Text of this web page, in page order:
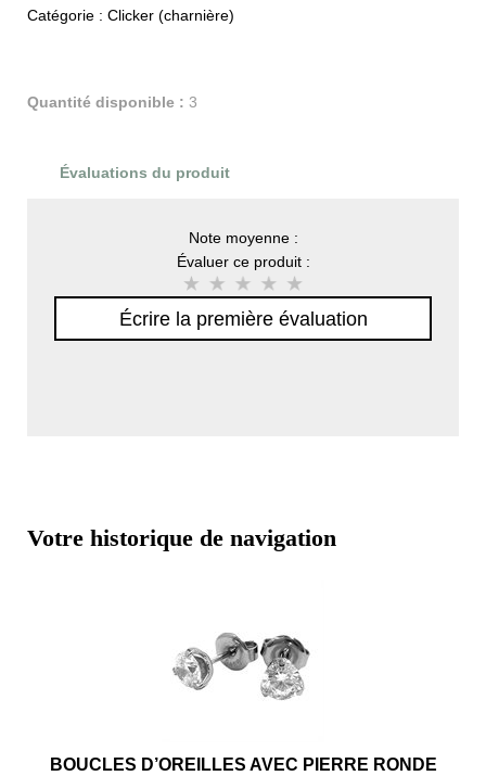
Catégorie : Clicker (charnière)
Quantité disponible : 3
Évaluations du produit
Note moyenne :
Évaluer ce produit :
Écrire la première évaluation
Votre historique de navigation
BOUCLES D’OREILLES AVEC PIERRE RONDE